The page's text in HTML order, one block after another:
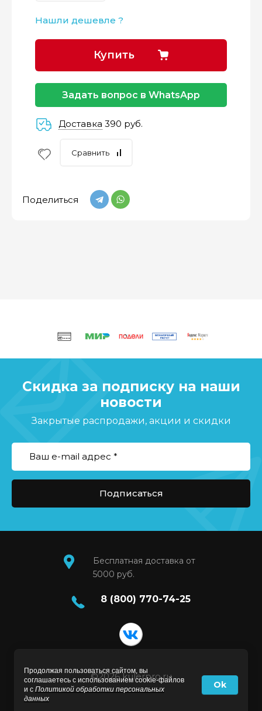
Нашли дешевле ?
Купить
Задать вопрос в WhatsApp
Доставка 390 руб.
Сравнить
Поделиться
Скидка за подписку на наши
новости
Закрытые распродажи, акции и скидки
Подписаться
Бесплатная доставка от
5000 руб.
8 (800) 770-74-25
©2026 kulerpro.ru
Продолжая пользоваться сайтом, вы
соглашаетесь с использованием cookie-файлов
и с Политикой обработки персональных
данных
Ok